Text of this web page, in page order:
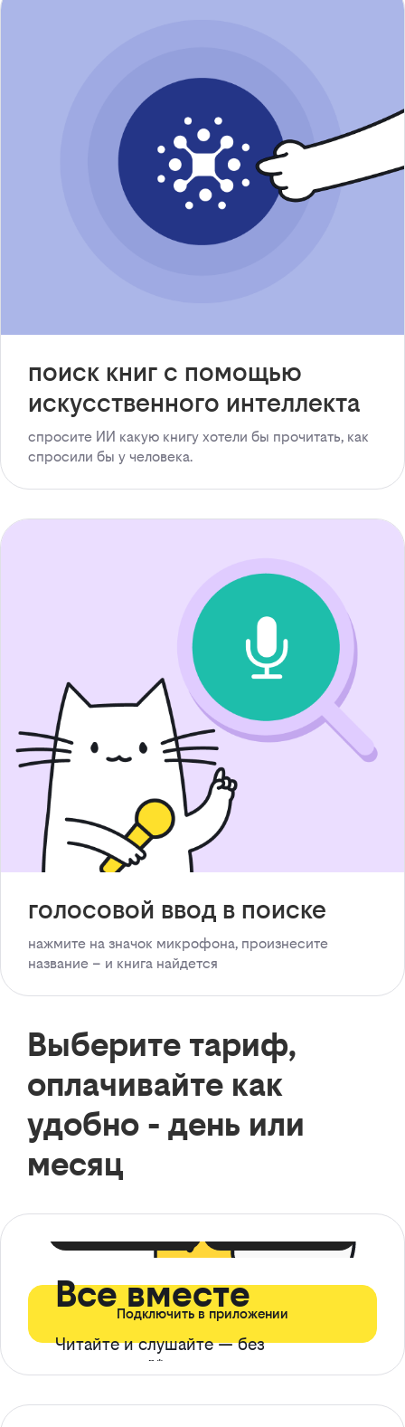
поиск книг с помощью
искусственного интеллекта
спросите ИИ какую книгу хотели бы прочитать, как
спросили бы у человека.
голосовой ввод в поиске
нажмите на значок микрофона, произнесите
название – и книга найдется
Выберите тариф,
оплачивайте как
удобно - день или
месяц
Все вместе
Читайте и слушайте — без
ограничений*
Подключить в приложении